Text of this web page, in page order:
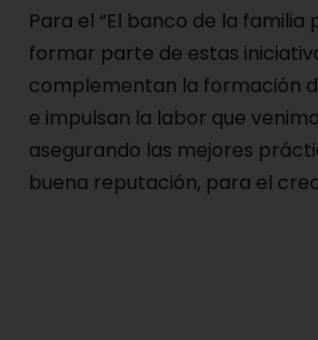
Para el “El banco de la familia
formar parte de estas
complementan la formación
e impulsan la labor que
asegurando las mejores
buena reputación, para el